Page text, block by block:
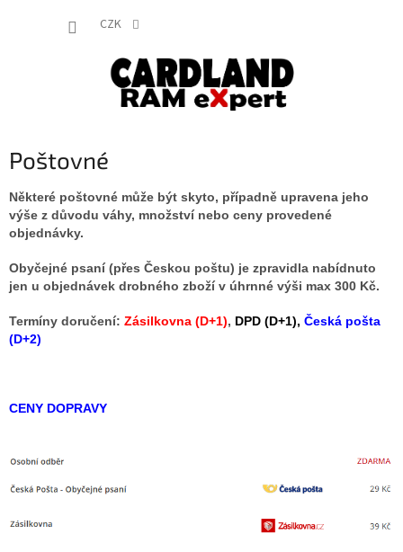
CZK
Poštovné
Některé poštovné může být skyto, případně upravena jeho
výše z důvodu váhy, množství nebo ceny provedené
objednávky.
Obyčejné psaní (přes Českou poštu) je zpravidla nabídnuto
jen u objednávek drobného zboží v úhrnné výši max 300 Kč.
Termíny doručení: Zásilkovna (D+1), DPD (D+1), Česká pošta
(D+2)
CENY DOPRAVY